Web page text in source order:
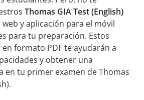
Thomas GIA Test (English)
web y aplicación para el móvil
para tu preparación. Estos
formato PDF te ayudarán a
y obtener una
en tu primer examen de Thomas